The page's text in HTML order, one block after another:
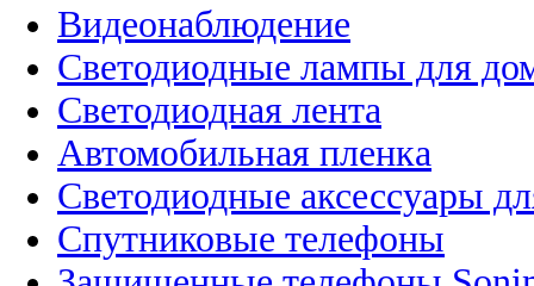
Видеонаблюдение
Светодиодные лампы для
Светодиодная лента
Автомобильная пленка
Светодиодные аксессуары
Спутниковые телефоны